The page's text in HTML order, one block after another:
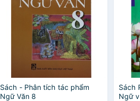
Sách - Phân tích tác phẩm
Ngữ Văn 8
Sách
Ngữ